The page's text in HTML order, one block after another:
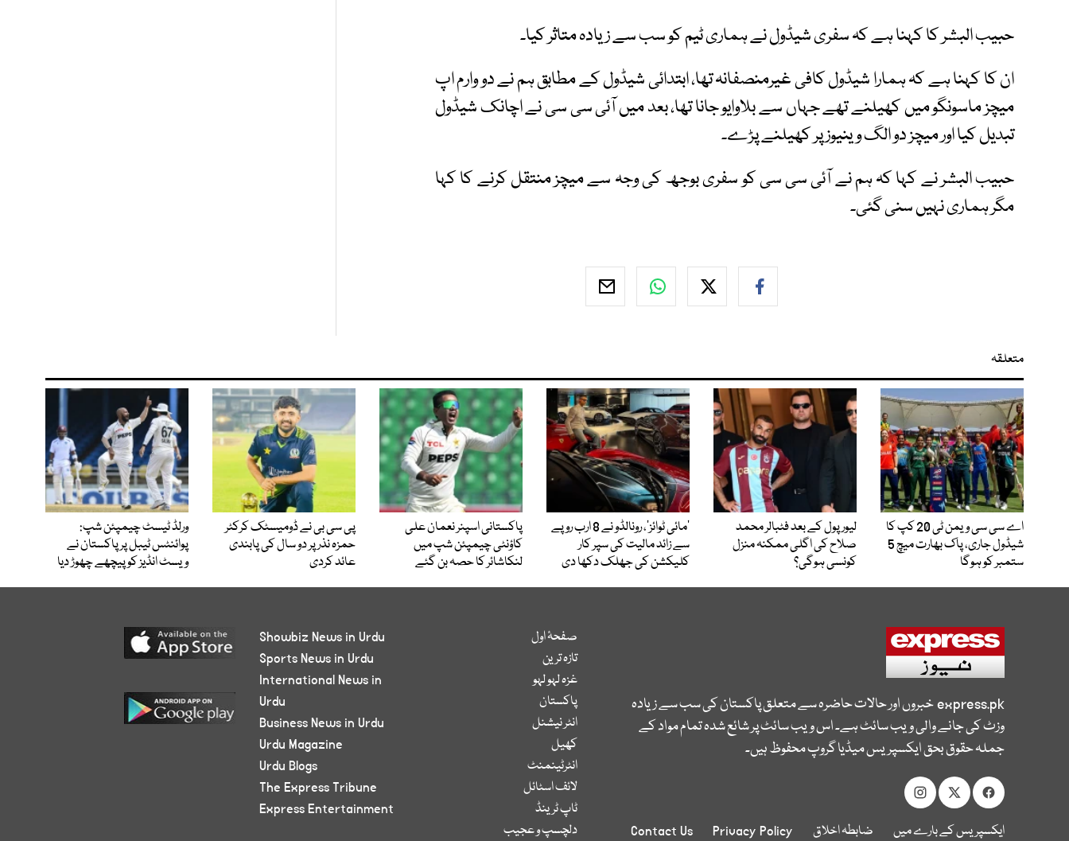
حبیب البشر کا کہنا ہے کہ سفری شیڈول نے ہماری ٹیم کو سب سے زیادہ متاثر کیا۔
ان کا کہنا ہے کہ ہمارا شیڈول کافی غیرمنصفانہ تھا، ابتدائی شیڈول کے مطابق ہم نے دو وارم اپ
میچز ماسونگو میں کھیلنے تھے جہاں سے بلاوایو جانا تھا، بعد میں آئی سی سی نے اچانک شیڈول
تبدیل کیا اور میچز دو الگ وینیوز پر کھیلنے پڑے۔
حبیب البشر نے کہا کہ ہم نے آئی سی سی کو سفری بوجھ کی وجہ سے میچز منتقل کرنے کا کہا
مگر ہماری نہیں سنی گئی۔
متعلقہ
اے سی سی ویمن ٹی 20 کپ کا
شیڈول جاری، پاک بھارت میچ 5
ستمبر کو ہوگا
لیور پول کے بعد فٹبالر محمد
صلاح کی اگلی ممکنہ منزل
کونسی ہوگی؟
’مائی ٹوائز‘، رونالڈو نے 8 ارب روپے
سے زائد مالیت کی سپر کار
کلیکشن کی جھلک دکھا دی
پاکستانی اسپنر نعمان علی
کاؤنٹی چیمپئن شپ میں
لنکاشائر کا حصہ بن گئے
پی سی بی نے ڈومیسٹک کرکٹر
حمزہ نذر پر دو سال کی پابندی
عائد کردی
ورلڈ ٹیسٹ چیمپئن شپ:
پوائنٹس ٹیبل پر پاکستان نے
ویسٹ انڈیز کو پیچھے چھوڑ دیا
express.pkخبروں اور حالات حاضرہ سے متعلق پاکستان کی سب سے زیادہ
وزٹ کی جانے والی ویب سائٹ ہے۔ اس ویب سائٹ پر شائع شدہ تمام مواد کے
جملہ حقوق بحق ایکسپریس میڈیا گروپ محفوظ ہیں۔
ایکسپریس کے بارے میں ضابطہ اخلاق Privacy Policy
Contact Us
صفحۂ اول
تازہ ترین
غزہ لہو لہو
پاکستان
انٹر نیشنل
کھیل
انٹرٹینمنٹ
لائف اسٹائل
ٹاپ ٹرینڈ
دلچسپ و عجیب
Showbiz News in Urdu
Sports News in Urdu
International News in
Urdu
Business News in Urdu
Urdu Magazine
Urdu Blogs
The Express Tribune
Express Entertainment